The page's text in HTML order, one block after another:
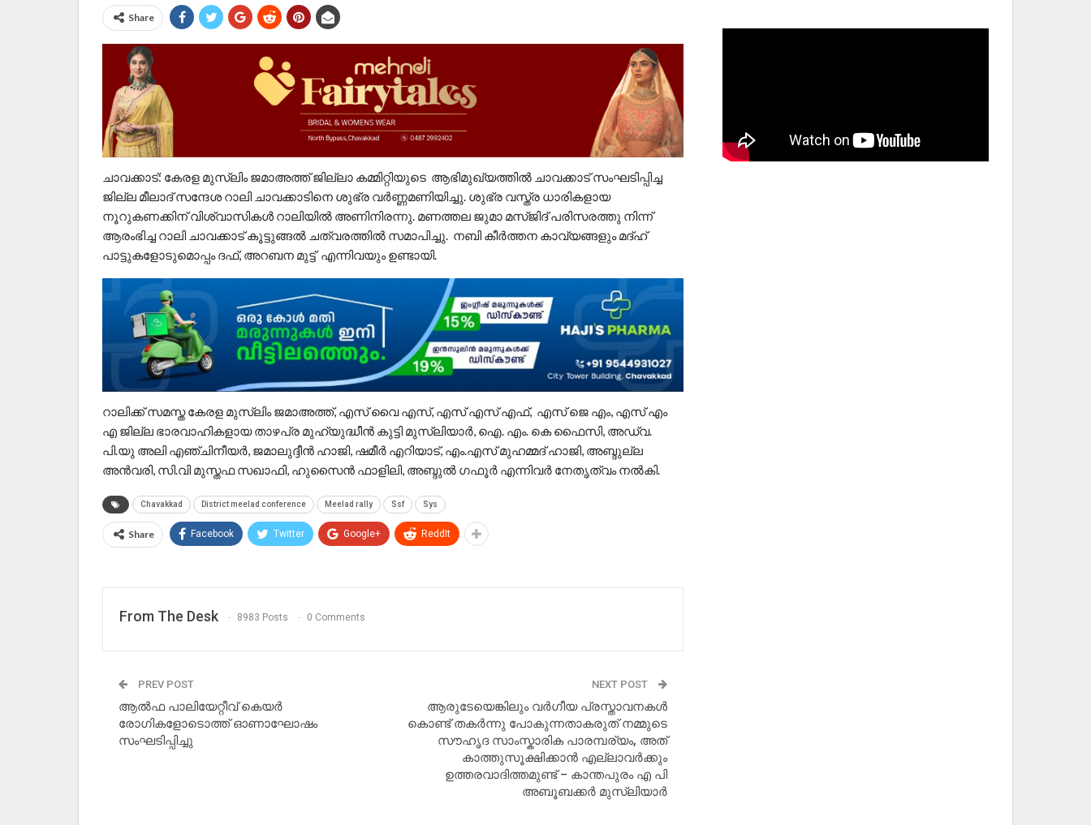
Share
ചാവക്കാട്: കേരള മുസ്‌ലിം ജമാഅത്ത് ജില്ലാ കമ്മിറ്റിയുടെ ആഭിമുഖ്യത്തിൽ ചാവക്കാട് സംഘടിപ്പിച്ച
ജില്ല മീലാദ് സന്ദേശ റാലി ചാവക്കാടിനെ ശുഭ്ര വർണ്ണമണിയിച്ചു. ശുഭ്ര വസ്ത്ര ധാരികളായ
നൂറുകണക്കിന് വിശ്വാസികൾ റാലിയിൽ അണിനിരന്നു. മണത്തല ജുമാ മസ്ജിദ് പരിസരത്തു നിന്ന്
ആരംഭിച്ച റാലി ചാവക്കാട് കൂട്ടുങ്ങൽ ചത്വരത്തിൽ സമാപിച്ചു. നബി കീർത്തന കാവ്യങ്ങളും മദ്ഹ്
പാട്ടുകളോടുമൊപ്പം ദഫ്, അറബന മുട്ട് എന്നിവയും ഉണ്ടായി.
റാലിക്ക് സമസ്ത കേരള മുസ്ലിം ജമാഅത്ത്, എസ് വൈ എസ്, എസ് എസ് എഫ്, എസ് ജെ എം, എസ് എം
എ ജില്ല ഭാരവാഹികളായ താഴപ്ര മുഹ്‌യുദ്ധീൻ കുട്ടി മുസ്‌ലിയാർ, ഐ. എം. കെ ഫൈസി, അഡ്വ.
പി.യു അലി എഞ്ചിനീയർ, ജമാലുദ്ദീൻ ഹാജി, ഷമീർ എറിയാട്, എം.എസ് മുഹമ്മദ് ഹാജി, അബ്ദുല്ല
അൻവരി, സി.വി മുസ്തഫ സഖാഫി, ഹുസൈൻ ഫാളിലി, അബ്ദുൽ ഗഫൂർ എന്നിവർ നേതൃത്വം നൽകി.
Chavakkad District meelad conference Meelad rally Ssf Sys
Share Facebook Twitter Google+ ReddIt
From The Desk 8983 Posts 0 Comments
PREV POST
ആൽഫ പാലിയേറ്റീവ് കെയർ
രോഗികളോടൊത്ത് ഓണാഘോഷം
സംഘടിപ്പിച്ചു
NEXT POST
ആരുടേയെങ്കിലും വർഗീയ പ്രസ്താവനകൾ
കൊണ്ട് തകർന്നു പോകുന്നതാകരുത് നമ്മുടെ
സൗഹൃദ സാംസ്കാരിക പാരമ്പര്യം, അത്
കാത്തുസൂക്ഷിക്കാൻ എല്ലാവർക്കും
ഉത്തരവാദിത്തമുണ്ട് – കാന്തപുരം എ പി
അബൂബക്കർ മുസ്ലിയാർ